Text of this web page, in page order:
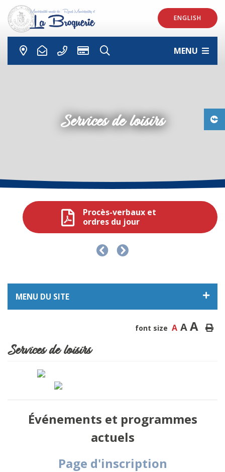
ENGLISH
MENU
Services de loisirs
Procès-verbaux et
ordres du jour
MENU DU SITE
font size A A A
Services de loisirs
Événements et programmes
actuels
Page d'inscription